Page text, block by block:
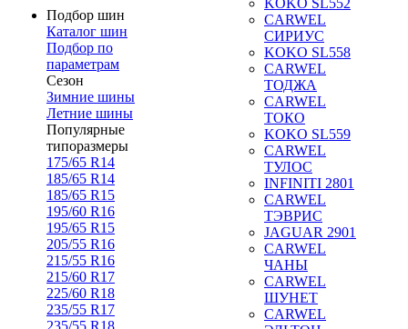
Подбор шин
Каталог шин
Подбор по
параметрам
Сезон
Зимние шины
Летние шины
Популярные
типоразмеры
175/65 R14
185/65 R14
185/65 R15
195/60 R16
195/65 R15
205/55 R16
215/55 R16
215/60 R17
225/60 R18
235/55 R17
235/55 R18
KOKO SL552
CARWEL
СИРИУС
KOKO SL558
CARWEL
ТОДЖА
CARWEL
ТОКО
KOKO SL559
CARWEL
ТУЛОС
INFINITI 2801
CARWEL
ТЭВРИС
JAGUAR 2901
CARWEL
ЧАНЫ
CARWEL
ШУНЕТ
CARWEL